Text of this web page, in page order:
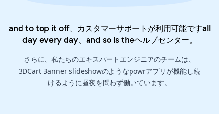
and to top it off、カスタマーサポートが利用可能ですall
day every day、and so is theヘルプセンター。
さらに、私たちのエキスパートエンジニアのチームは、
3DCart Banner slideshowのようなpowrアプリが機能し続
けるように昼夜を問わず働いています。